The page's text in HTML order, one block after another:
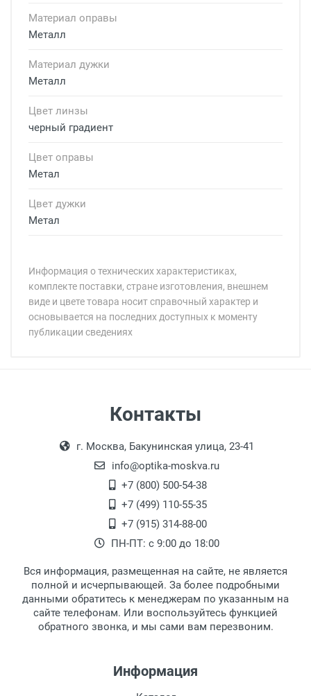
Материал оправы
Металл
Материал дужки
Металл
Цвет линзы
черный градиент
Цвет оправы
Метал
Цвет дужки
Метал
Информация о технических характеристиках,
комплекте поставки, стране изготовления, внешнем
виде и цвете товара носит справочный характер и
основывается на последних доступных к моменту
публикации сведениях
Ширина линзы:
Ширина мостика:
Степень защиты:
Тип оправы:
Материал линзы:
Материал оправы:
Материал дужки:
Самовывоз.
Оплата товара производится
наличными непосредственно на пункте
выдачи товара.
Перечисление средств на расчетный счет.
18:00, по субботам с 11:00 до 15:00, в
офисе по адресу: г. Москва,
Переведеновский переулок 17, корпус 1,
второй этаж, тел. +7 (499) 110-55-35.
После того, как заказ поступает в пункт
выдачи, наш менеджер связывается с
клиентом и оповещает о поступлении
Для получения товара при себе
обязательно иметь паспорт.
Заказ необходимо забрать в течение 3
рабочих дней с момента поступления на
дополнительных расходов за хранение
Контакты
г. Москва, Бакунинская улица, 23-41
info@optika-moskva.ru
+7 (800) 500-54-38
+7 (499) 110-55-35
+7 (915) 314-88-00
ПН-ПТ: с 9:00 до 18:00
Вся информация, размещенная на сайте, не является
полной и исчерпывающей. За более подробными
данными обратитесь к менеджерам по указанным на
сайте телефонам. Или воспользуйтесь функцией
обратного звонка, и мы сами вам перезвоним.
Информация